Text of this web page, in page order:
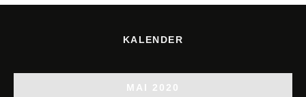
KALENDER
MAI 2020